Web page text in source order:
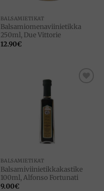
BALSAMIETIKAT
Balsamiomenaviinietikka
250ml, Due Vittorie
12.90€
BALSAMIETIKAT
Balsamiviinietikkakastike
100ml, Alfonso Fortunati
9.00€